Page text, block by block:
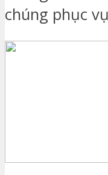
chúng phục